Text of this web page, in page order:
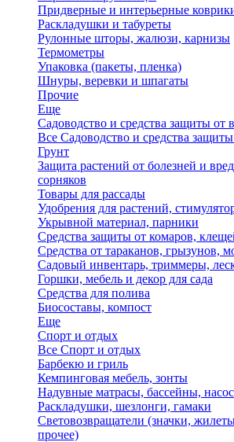
Придверные и интерьерные
Раскладушки и табуреты
Рулонные шторы, жалюзи, карнизы
Термометры
Упаковка (пакеты, пленка)
Шнуры, веревки и шпагаты
Прочие
Еще
Садоводство и средства защиты от
Все Садоводство и средства
Грунт
Защита растений от болезней и
сорняков
Товары для рассады
Удобрения для растений,
Укрывной материал, парники
Средства защиты от комаров,
Средства от тараканов, грызунов,
Садовый инвентарь, триммеры,
Горшки, мебель и декор для сада
Средства для полива
Биосоставы, компост
Еще
Спорт и отдых
Все Спорт и отдых
Барбекю и гриль
Кемпинговая мебель, зонты
Надувные матрасы, бассейны,
Раскладушки, шезлонги, гамаки
Световозвращатели (значки,
прочее)